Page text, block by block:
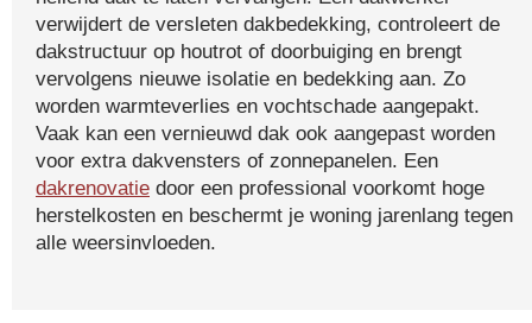
verwijdert de versleten dakbedekking, controleert de
dakstructuur op houtrot of doorbuiging en brengt
vervolgens nieuwe isolatie en bedekking aan. Zo
worden warmteverlies en vochtschade aangepakt.
Vaak kan een vernieuwd dak ook aangepast worden
voor extra dakvensters of zonnepanelen. Een
dakrenovatie door een professional voorkomt hoge
herstelkosten en beschermt je woning jarenlang tegen
alle weersinvloeden.